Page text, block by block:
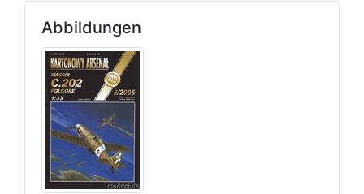
Abbildungen